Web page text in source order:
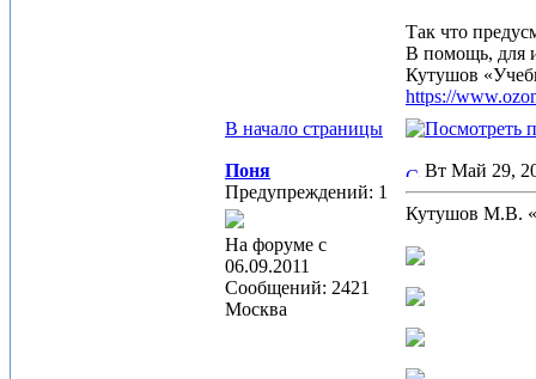
Так что
В помощь, для
Кутушов
https://
В начало страницы
Поня
Предупреждений: 1
На форуме с
06.09.2011
Сообщений: 2421
Москва
Вт Май 29,
Кутушов М.В.